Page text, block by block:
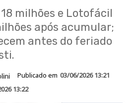
milhões e Lotofácil
após acumular;
antes do feriado
Publicado em 03/06/2026 13:21
13:22